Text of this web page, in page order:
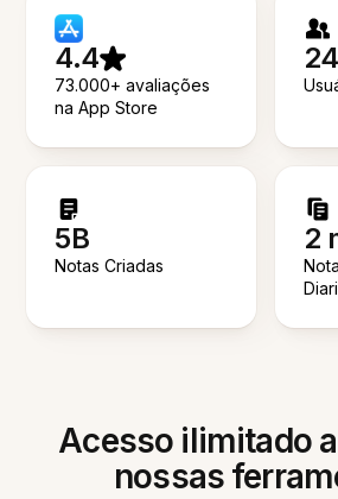
4.4
73.000+ avaliações
na App Store
5B
Notas Criadas
2
Acesso ilimitado
nossas